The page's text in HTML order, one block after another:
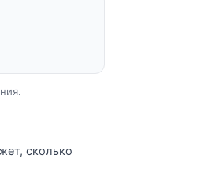
сколько